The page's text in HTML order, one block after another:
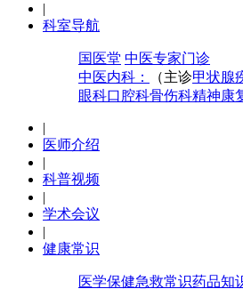
|
科室导航
国医堂 中医专家门诊
中医内科：
（主诊甲状腺
眼科口腔科骨伤科精神康
|
医师介绍
|
科普视频
|
学术会议
|
健康常识
医学保健急救常识药品知